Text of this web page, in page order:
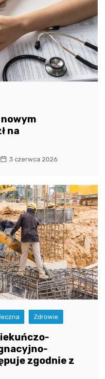
na
3 czerwca 2026
Zdrowie
zgodnie z